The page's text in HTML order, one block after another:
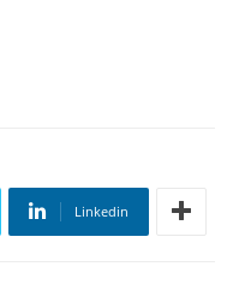
Linkedin